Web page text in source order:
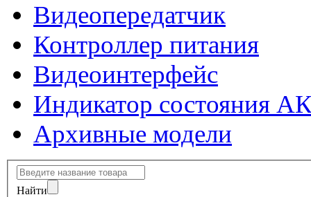
Видеопередатчик
Контроллер питания
Видеоинтерфейс
Индикатор состояния
Архивные модели
Найти